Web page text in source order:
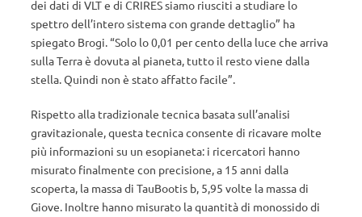
dei dati di VLT e di CRIRES siamo riusciti a studiare lo
spettro dell’intero sistema con grande dettaglio” ha
spiegato Brogi. “Solo lo 0,01 per cento della luce che arriva
sulla Terra è dovuta al pianeta, tutto il resto viene dalla
stella. Quindi non è stato affatto facile”.
Rispetto alla tradizionale tecnica basata sull’analisi
gravitazionale, questa tecnica consente di ricavare molte
più informazioni su un esopianeta: i ricercatori hanno
misurato finalmente con precisione, a 15 anni dalla
scoperta, la massa di TauBootis b, 5,95 volte la massa di
Giove. Inoltre hanno misurato la quantità di monossido di